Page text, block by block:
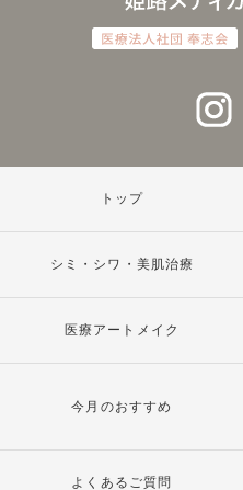
トップ
シミ・シワ・美肌治療
医療アートメイク
今月のおすすめ
よくあるご質問